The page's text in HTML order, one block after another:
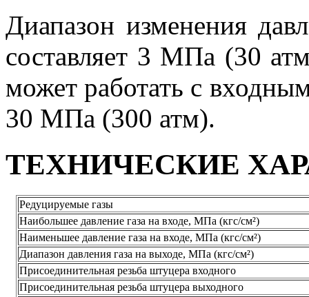
Диапазон изменения
составляет 3 МПа (30
может работать с
30 МПа (300 атм).
ТЕХНИЧЕСКИЕ
Редуцируемые газы
Наибольшее давление газа на входе, МПа (кгс/см²)
Наименьшее давление газа на входе, МПа (кгс/см²)
Диапазон давления газа на выходе, МПа (кгс/см²)
Присоединительная резьба штуцера входного
Присоединительная резьба штуцера выходного